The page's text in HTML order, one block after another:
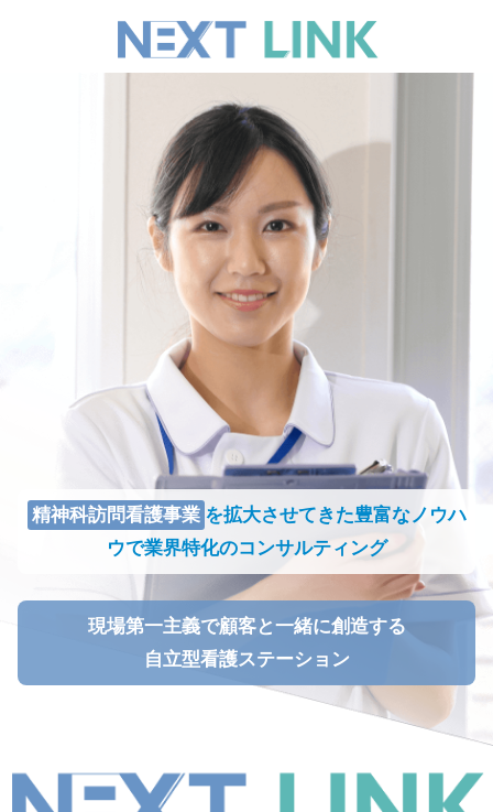
精神科訪問看護事業 を拡大させてきた豊富なノウハ
ウで業界特化のコンサルティング
現場第一主義で顧客と一緒に創造する
自立型看護ステーション